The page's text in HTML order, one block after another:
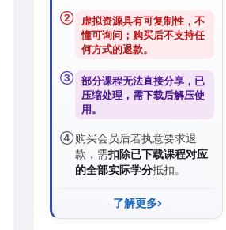
②
虚拟资源具有可复制性，不
懂可询问；购买后不支持任
何方式的退款。
③ 部分课程无法直接分享，已
压缩处理，需下载后解压使
用。
④购买会员后若执意要求退
款，需扣除已下载课程对应
的全部实际学分抵扣。
了解更多